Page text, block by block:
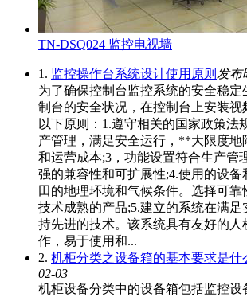
TN-DSQ024 监控电视墙
1. 监控操作台系统设计使用原则 发布
为了确保控制台监控系统的安全稳定
制台的安全状况，在控制台上安装视
以下原则：1.遵守相关的国家政策法
产管理，满足安全运行，**大限度地
和运营成本;3，功能设置符合生产管
强的兼容性和可扩展性;4.使用的设备
田的地理环境和气候条件。选择可靠
技术成熟的产品;5.建立的系统在满足
持先进的技术。该系统具有友好的人
作，易于使用和...
2. 机柜分类之设备箱的基本要求是什
02-03
机柜设备分类中的设备箱包括监控设